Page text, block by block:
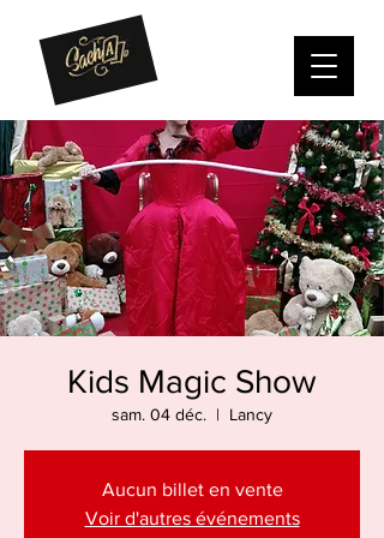
Kids Magic Show
sam. 04 déc.
  |
Lancy
Aucun billet en vente
Voir d'autres événements